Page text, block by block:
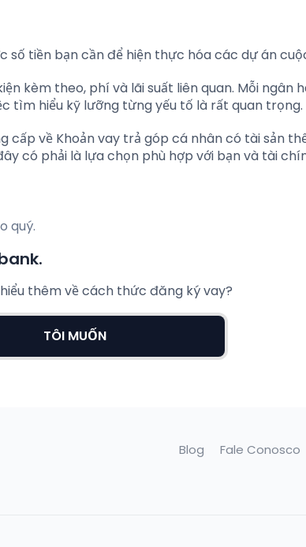
tiền bạn cần để hiện thực hóa các dự án
kèm theo, phí và lãi suất liên quan. Mỗi ngân
tìm hiểu kỹ lưỡng từng yếu tố là rất quan trọng.
cấp về Khoản vay trả góp cá nhân có tài sản
có phải là lựa chọn phù hợp với bạn và tài
quý.
thêm về cách thức đăng ký vay?
TÔI MUỐN
Blog Fale Conosco